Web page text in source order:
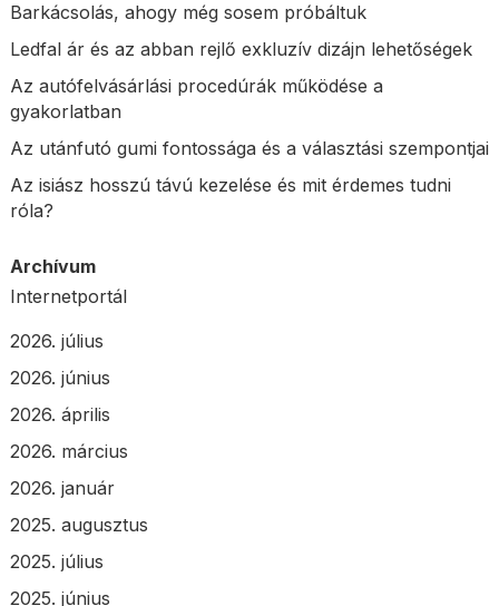
Barkácsolás, ahogy még sosem próbáltuk
Ledfal ár és az abban rejlő exkluzív dizájn lehetőségek
Az autófelvásárlási procedúrák működése a
gyakorlatban
Az utánfutó gumi fontossága és a választási szempontjai
Az isiász hosszú távú kezelése és mit érdemes tudni
róla?
Archívum
Internetportál
2026. július
2026. június
2026. április
2026. március
2026. január
2025. augusztus
2025. július
2025. június